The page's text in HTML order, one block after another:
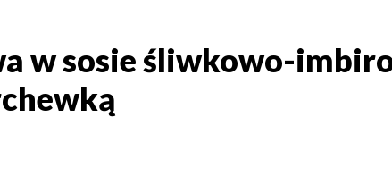
w sosie śliwkowo-
w sosie śliwkowo-